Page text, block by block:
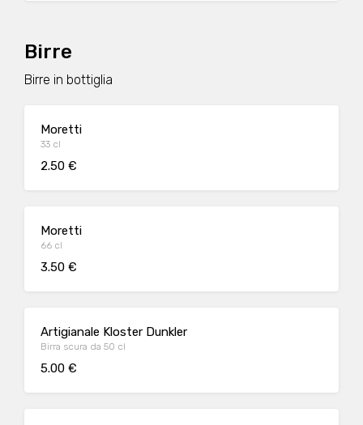
Birre
Birre in bottiglia
Moretti
33 cl
2.50 €
Moretti
66 cl
3.50 €
Artigianale Kloster Dunkler
Birra scura da 50 cl
5.00 €